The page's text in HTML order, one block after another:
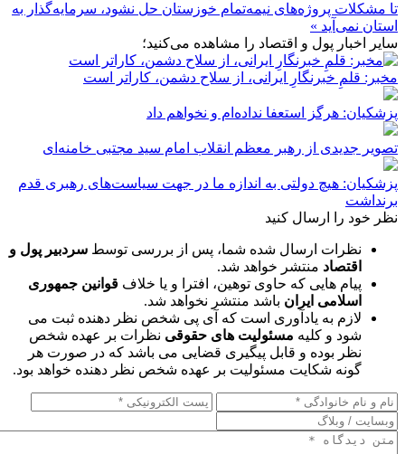
تا مشکلات پروژه‌های نیمه‌تمام خوزستان حل نشود، سرمایه‌گذار به
استان نمی‌آید »
سایر اخبار پول و اقتصاد را مشاهده می‌کنید؛
مخبر: قلمِ خبرنگارِ ایرانی، از سلاح دشمن، کاراتر است
پزشکیان: هرگز استعفا نداده‌ام و نخواهم داد
تصویر جدیدی از رهبر معظم انقلاب امام سید مجتبی خامنه‌ای
پزشکیان: هیچ دولتی به اندازه ما در جهت سیاست‌های رهبری قدم
برنداشت
نظر خود را ارسال کنید
نظرات ارسال شده شما، پس از بررسی توسط سردبیر پول و
اقتصاد منتشر خواهد شد.
پیام هایی که حاوی توهین، افترا و یا خلاف قوانین جمهوری
اسلامی ایران باشد منتشر نخواهد شد.
لازم به یادآوری است که آی پی شخص نظر دهنده ثبت می
شود و کلیه مسئولیت های حقوقی نظرات بر عهده شخص
نظر بوده و قابل پیگیری قضایی می باشد که در صورت هر
گونه شکایت مسئولیت بر عهده شخص نظر دهنده خواهد بود.